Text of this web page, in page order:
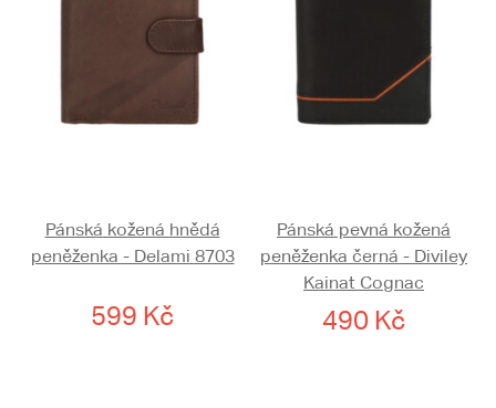
Pánská kožená hnědá
peněženka - Delami 8703
599 Kč
Pánská pevná kožená
peněženka černá - Diviley
Kainat Cognac
490 Kč